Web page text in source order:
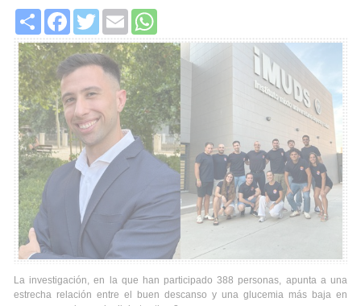
Share FacebookTwitter Email
La investigación, en la que han participado 388 personas, apunta a una
estrecha relación entre el buen descanso y una glucemia más baja en